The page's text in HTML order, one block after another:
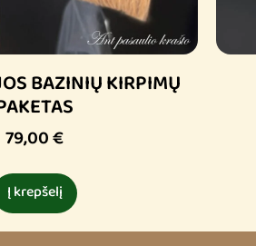
BAZINIŲ KIRPIMŲ
79,00€
Į krepšelį